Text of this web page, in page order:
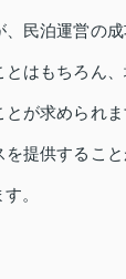
、民泊運営の
とはもちろん
とが求められ
提供するこ
。